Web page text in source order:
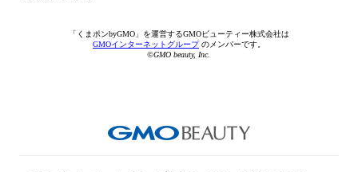
「くまポンbyGMO」を運営するGMOビューティー株式会社は
GMOインターネットグループのメンバーです。
©GMO beauty, Inc.